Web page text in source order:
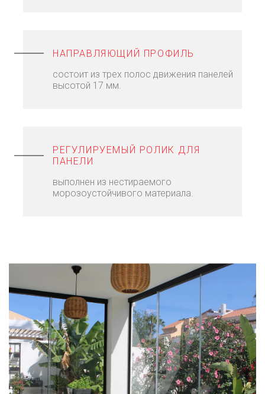
НАПРАВЛЯЮЩИЙ ПРОФИЛЬ
состоит из трех полос движения панелей
высотой 17 мм.
РЕГУЛИРУЕМЫЙ РОЛИК ДЛЯ
ПАНЕЛИ
выполнен из нестираемого
морозоустойчивого материала.